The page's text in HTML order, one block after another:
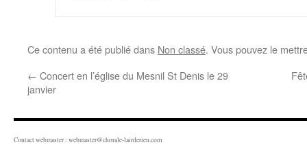
Ce contenu a été publié dans Non classé. Vous pouvez le
← Concert en l’église du Mesnil St Denis le 29
janvier
Contact webmaster : webmaster@chorale-lairderien.com